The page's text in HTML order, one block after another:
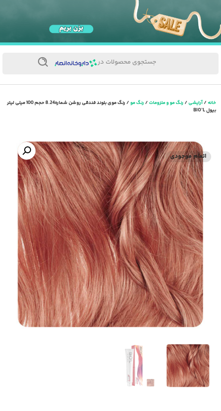
جستجوی محصولات در
خانه/آرایشی/رنگ مو و ملزومات/رنگ مو
/ رنگ موی بلوند فندقی روشن شماره8.24 حجم 100 میلی لیتر
بیول BIO’L
اتمام موجودی